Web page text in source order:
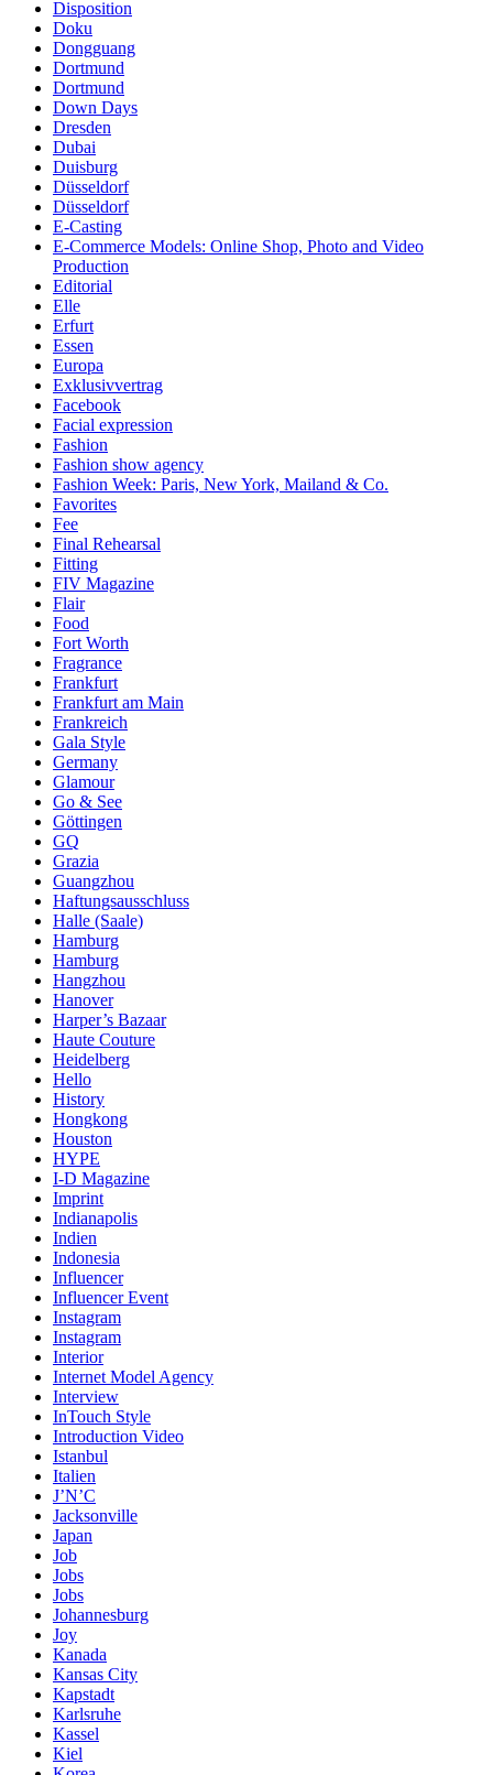
Disposition
Doku
Dongguang
Dortmund
Dortmund
Down Days
Dresden
Dubai
Duisburg
Düsseldorf
Düsseldorf
E-Casting
E-Commerce Models: Online Shop, Photo and Video
Production
Editorial
Elle
Erfurt
Essen
Europa
Exklusivvertrag
Facebook
Facial expression
Fashion
Fashion show agency
Fashion Week: Paris, New York, Mailand & Co.
Favorites
Fee
Final Rehearsal
Fitting
FIV Magazine
Flair
Food
Fort Worth
Fragrance
Frankfurt
Frankfurt am Main
Frankreich
Gala Style
Germany
Glamour
Go & See
Göttingen
GQ
Grazia
Guangzhou
Haftungsausschluss
Halle (Saale)
Hamburg
Hamburg
Hangzhou
Hanover
Harper’s Bazaar
Haute Couture
Heidelberg
Hello
History
Hongkong
Houston
HYPE
I-D Magazine
Imprint
Indianapolis
Indien
Indonesia
Influencer
Influencer Event
Instagram
Instagram
Interior
Internet Model Agency
Interview
InTouch Style
Introduction Video
Istanbul
Italien
J’N’C
Jacksonville
Japan
Job
Jobs
Jobs
Johannesburg
Joy
Kanada
Kansas City
Kapstadt
Karlsruhe
Kassel
Kiel